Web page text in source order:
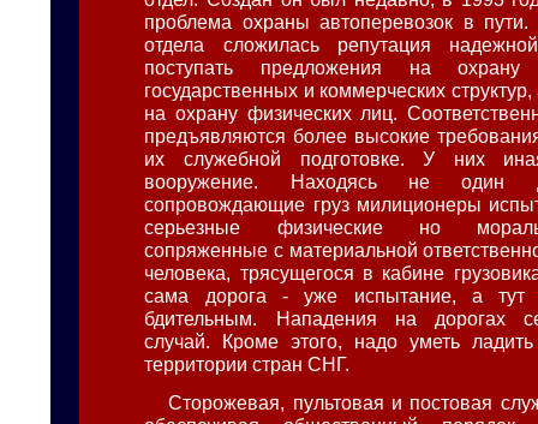
проблема охраны автоперевозок в пути.
отдела сложилась репутация
поступать предложения на охрану
государственных и коммерческих
на охрану физических лиц.
предъявляются более высокие
их служебной подготовке. У них
вооружение. Находясь не
сопровождающие груз милиционеры
серьезные физические но
сопряженные с материальной
человека, трясущегося в кабине
сама дорога - уже испытание, а
бдительным. Нападения на дорогах
случай. Кроме этого, надо уметь
территории стран СНГ.
Сторожевая, пультовая и постовая